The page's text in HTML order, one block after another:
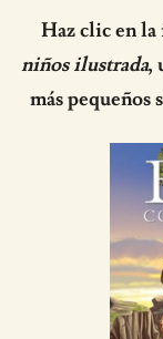
Haz clic en la
niños ilustrada,
más pequeños